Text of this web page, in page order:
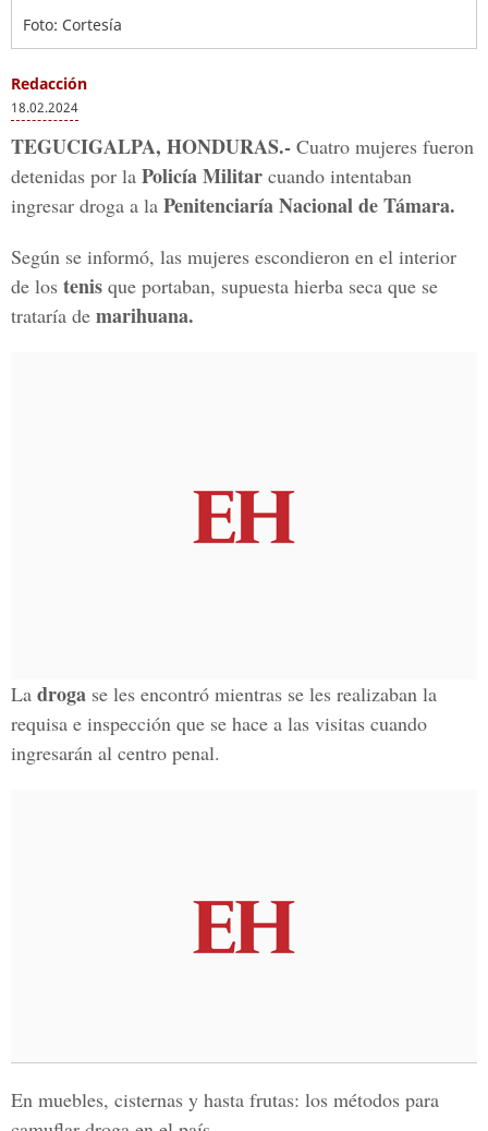
Foto: Cortesía
Redacción
18.02.2024
TEGUCIGALPA, HONDURAS.- Cuatro mujeres fueron
detenidas por la Policía Militar cuando intentaban
ingresar droga a la Penitenciaría Nacional de Támara.
Según se informó, las mujeres escondieron en el interior
de los tenis que portaban, supuesta hierba seca que se
trataría de marihuana.
La droga se les encontró mientras se les realizaban la
requisa e inspección que se hace a las visitas cuando
ingresarán al centro penal.
En muebles, cisternas y hasta frutas: los métodos para